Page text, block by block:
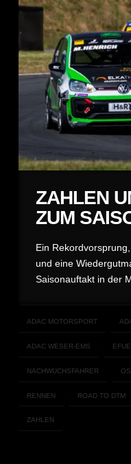
ZAHLEN
ZUM
Ein
und eine
Saisonauftakt in der
ADAC MOTORSPORT
ADAC WESER-EMS
NACHWUCHSFAHRER
RENNEN ROAD TO DTM
ZAHLEN